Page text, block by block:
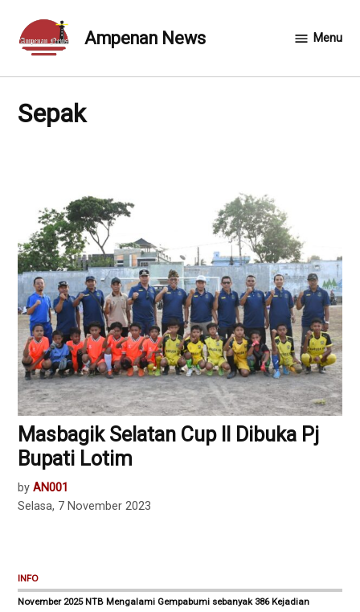
content
Ampenan News Menu
sepak
Masbagik Selatan Cup ll Dibuka Pj
Bupati Lotim
by AN001
Selasa, 7 November 2023
INFO
November 2025 NTB Mengalami Gempabumi sebanyak 386 Kejadian